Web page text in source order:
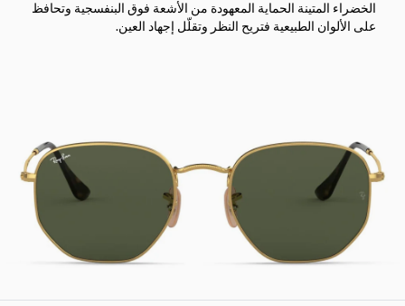
الخضراء المتينة الحماية المعهودة من الأشعة فوق البنفسجية وتحافظ
على الألوان الطبيعية فتريح النظر وتقلّل إجهاد العين.